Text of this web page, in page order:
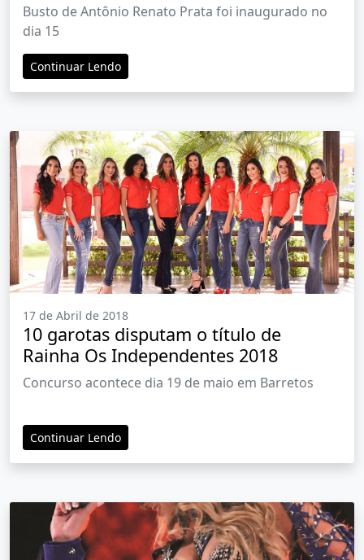
busto no aniversário de 63 anos da
Associação
Busto de Antônio Renato Prata foi inaugurado no
dia 15
Continuar Lendo
17 de Abril de 2018
10 garotas disputam o título de
Rainha Os Independentes 2018
Concurso acontece dia 19 de maio em Barretos
Continuar Lendo